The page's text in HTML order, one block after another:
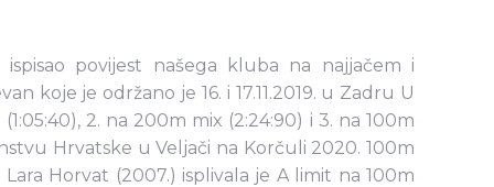
povijest našega kluba na najjačem i
koje je održano je 16. i 17.11.2019. u Zadru U
2. na 200m mix (2:24:90) i 3. na 100m
Hrvatske u Veljači na Korčuli 2020. 100m
Horvat (2007.) isplivala je A limit na 100m